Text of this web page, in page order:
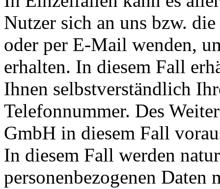
Nutzer sich an uns bzw.
oder per E-Mail wenden,
erhalten. In diesem Fall
Ihnen selbstverständlich
Telefonnummer. Des
GmbH in diesem Fall
In diesem Fall werden
personenbezogenen